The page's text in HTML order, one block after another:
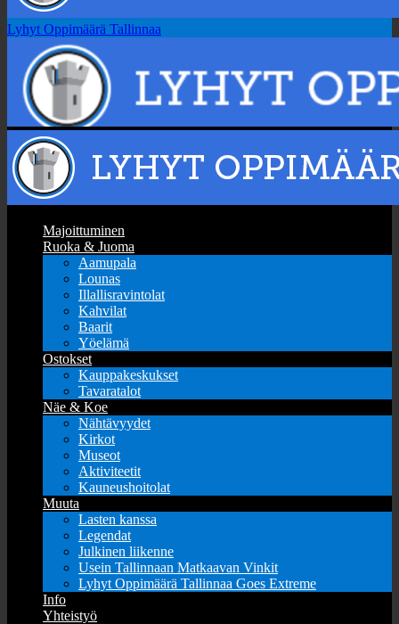
Lyhyt Oppimäärä Tallinnaa
Majoittuminen
Ruoka & Juoma
Aamupala
Lounas
Illallisravintolat
Kahvilat
Baarit
Yöelämä
Ostokset
Kauppakeskukset
Tavaratalot
Näe & Koe
Nähtävyydet
Kirkot
Museot
Aktiviteetit
Kauneushoitolat
Muuta
Lasten kanssa
Legendat
Julkinen liikenne
Usein Tallinnaan Matkaavan Vinkit
Lyhyt Oppimäärä Tallinnaa Goes Extreme
Info
Yhteistyö